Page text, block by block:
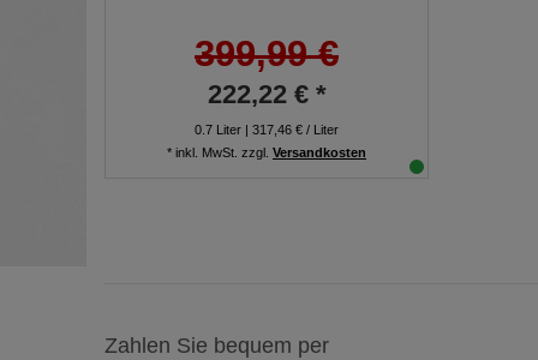
399,99 €
222,22 € *
0.7 Liter | 317,46 € / Liter
* inkl. MwSt. zzgl. Versandkosten
Zahlen Sie bequem per